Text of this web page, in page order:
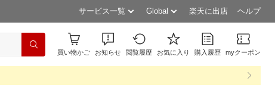
サービス一覧 Global 楽天に出店 ヘルプ
買い物かご お知らせ 閲覧履歴 お気に入り 購入履歴 myクーポン